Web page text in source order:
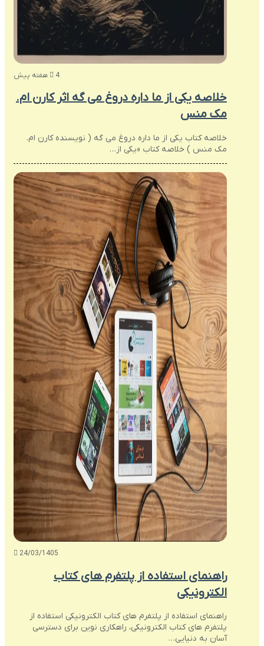
4 هفته پیش
خلاصه یکی از ما داره دروغ می گه اثر کارن ام.
مک منس
خلاصه کتاب یکی از ما داره دروغ می گه ( نویسنده کارن ام.
مک منس ) خلاصه کتاب «یکی از…
24/03/1405
راهنمای استفاده از پلتفرم های کتاب
الکترونیکی
راهنمای استفاده از پلتفرم های کتاب الکترونیکی استفاده از
پلتفرم های کتاب الکترونیکی، راهکاری نوین برای دسترسی
آسان به دنیایی…